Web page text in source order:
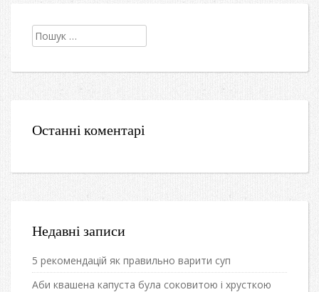
Пошук:
Останні коментарі
Недавні записи
5 рекомендацій як правильно варити суп
Аби квашена капуста була соковитою і хрусткою